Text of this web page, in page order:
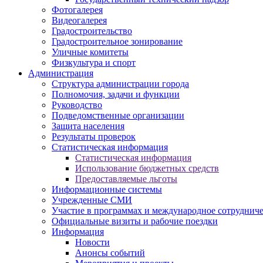
Фотогалерея
Видеогалерея
Градостроительство
Градостроительное зонирование
Уличные комитеты
Физкультура и спорт
Администрация
Структура администрации города
Полномочия, задачи и функции
Руководство
Подведомственные организации
Защита населения
Результаты проверок
Статистическая информация
Статистическая информация
Использование бюджетных средств
Предоставляемые льготы
Информационные системы
Учрежденные СМИ
Участие в программах и международное
Официальные визиты и рабочие поездки
Информация
Новости
Анонсы событий